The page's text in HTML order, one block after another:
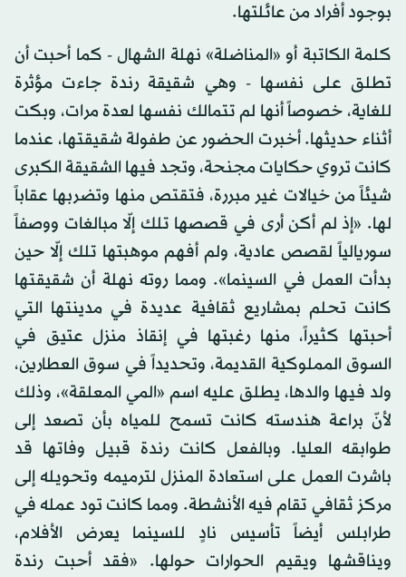
بوجود أفراد من عائلتها.
كلمة الكاتبة أو «المناضلة» نهلة الشهال - كما أحبت أن
تطلق على نفسها - وهي شقيقة رندة جاءت مؤثرة
للغاية، خصوصاً أنها لم تتمالك نفسها لعدة مرات، وبكت
أثناء حديثها. أخبرت الحضور عن طفولة شقيقتها، عندما
كانت تروي حكايات مجنحة، وتجد فيها الشقيقة الكبرى
شيئاً من خيالات غير مبررة، فتقتص منها وتضربها عقاباً
لها. «إذ لم أكن أرى في قصصها تلك إلّا مبالغات ووصفاً
سوريالياً لقصص عادية، ولم أفهم موهبتها تلك إلّا حين
بدأت العمل في السينما». ومما روته نهلة أن شقيقتها
كانت تحلم بمشاريع ثقافية عديدة في مدينتها التي
أحبتها كثيراً، منها رغبتها في إنقاذ منزل عتيق في
السوق المملوكية القديمة، وتحديداً في سوق العطارين،
ولد فيها والدها، يطلق عليه اسم «المي المعلقة»، وذلك
لأنّ براعة هندسته كانت تسمح للمياه بأن تصعد إلى
طوابقه العليا. وبالفعل كانت رندة قبيل وفاتها قد
باشرت العمل على استعادة المنزل لترميمه وتحويله إلى
مركز ثقافي تقام فيه الأنشطة. ومما كانت تود عمله في
طرابلس أيضاً تأسيس نادٍ للسينما يعرض الأفلام،
ويناقشها ويقيم الحوارات حولها. «فقد أحبت رندة